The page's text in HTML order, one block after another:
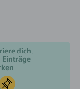
dich,
Einträge